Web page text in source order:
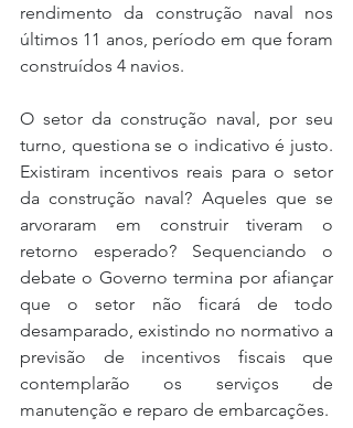
rendimento da construção naval nos
últimos 11 anos, período em que foram
construídos 4 navios.
O setor da construção naval, por seu
turno, questiona se o indicativo é justo.
Existiram incentivos reais para o setor
da construção naval? Aqueles que se
arvoraram em construir tiveram o
retorno esperado? Sequenciando o
debate o Governo termina por afiançar
que o setor não ficará de todo
desamparado, existindo no normativo a
previsão de incentivos fiscais que
contemplarão os serviços de
manutenção e reparo de embarcações.